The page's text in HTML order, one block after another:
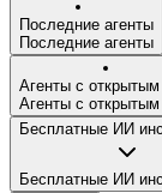
Последние агенты
Последние агенты
Агенты с
Агенты с
Бесплатные ИИ
Бесплатные ИИ